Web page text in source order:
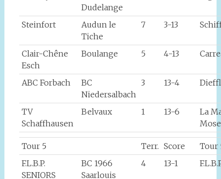
Dudelange
Steinfort
Audun le
Tiche
7 3-13
Clair-Chêne
Esch
Boulange 5 4-13
ABC Forbach
BC
Niedersalbach
3 13-4
TV
Schaffhausen
Belvaux 1 13-6
La
Tour 5 Terr. Score
Tour
F.L.B.P.
SENIORS
BC 1966
Saarlouis
4 13-1